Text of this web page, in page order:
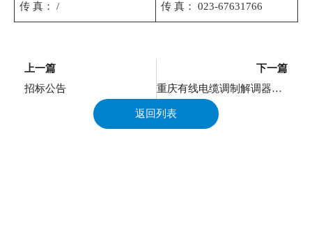
传 真： / 传 真： 023-67631766
上一篇
招标公告
下一篇
重庆有线电缆调制解调器（Cable Modem）供应商入围招标招标公告
返回列表